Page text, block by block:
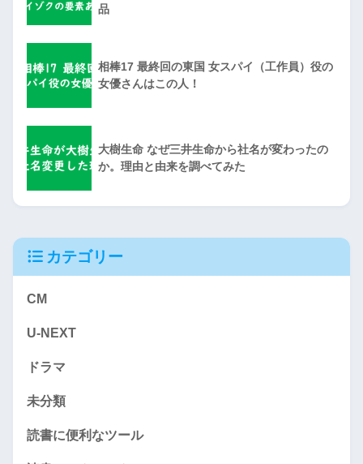
品
相棒17 最終回の東国 女スパイ（工作員）役の
女優さんはこの人！
大樹生命 なぜ三井生命から社名が変わったの
か。理由と由来を調べてみた
カテゴリー
CM
U-NEXT
ドラマ
未分類
読書に便利なツール